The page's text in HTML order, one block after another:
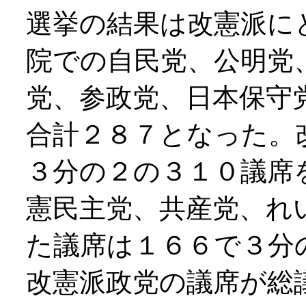
選挙の結果は改憲派
院での自民党、公明
党、参政党、日本保守
合計２８７となった
３分の２の３１０議
憲民主党、共産党、
た議席は１６６で３
改憲派政党の議席が